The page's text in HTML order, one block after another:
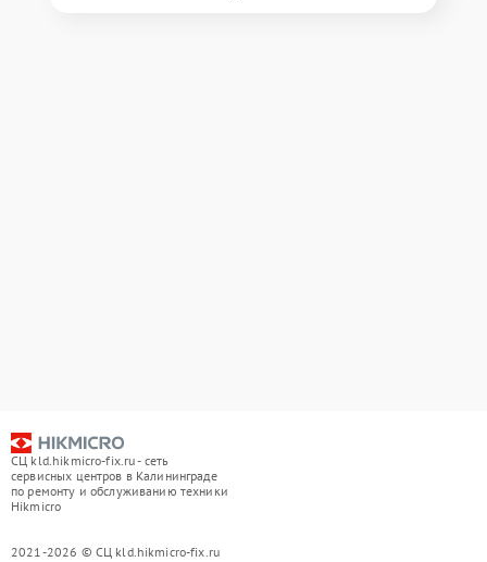
СЦ kld.hikmicro-fix.ru - сеть
сервисных центров в Калининграде
по ремонту и обслуживанию техники
Hikmicro
2021-2026 © СЦ kld.hikmicro-fix.ru